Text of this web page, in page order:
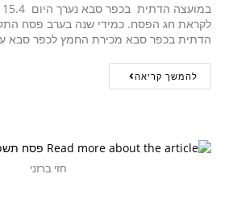
לקראת חג הפסח. כמידי שנה בערב פסח
הדתית בכפר סבא מכירת החמץ לכפר סבא
להמשך קריאה
חזי ברזני